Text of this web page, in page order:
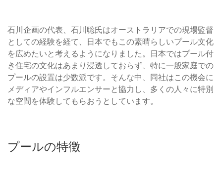
石川企画の代表、石川聡氏はオーストラリアでの現場監督
としての経験を経て、日本でもこの素晴らしいプール文化
を広めたいと考えるようになりました。日本ではプール付
き住宅の文化はあまり浸透しておらず、特に一般家庭での
プールの設置は少数派です。そんな中、同社はこの機会に
メディアやインフルエンサーと協力し、多くの人々に特別
な空間を体験してもらおうとしています。
プールの特徴